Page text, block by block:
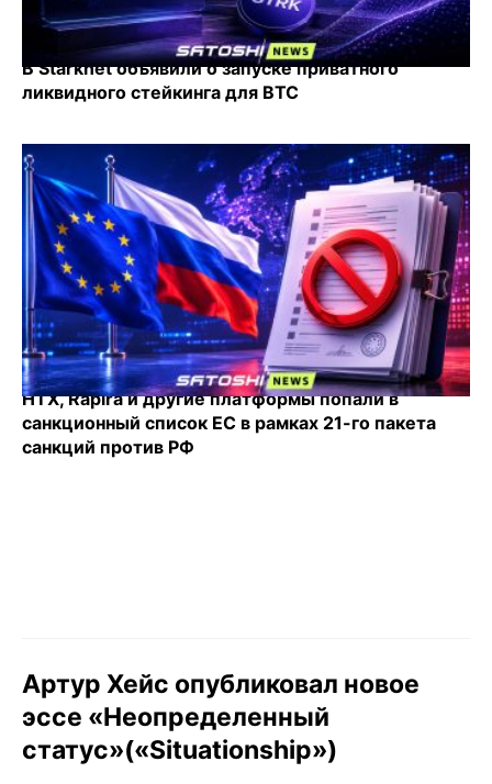
В Starknet объявили о запуске приватного
ликвидного стейкинга для BTC
HTX, Rapira и другие платформы попали в
санкционный список ЕС в рамках 21-го пакета
санкций против РФ
Артур Хейс опубликовал новое
эссе «Неопределенный
статус»(«Situationship»)